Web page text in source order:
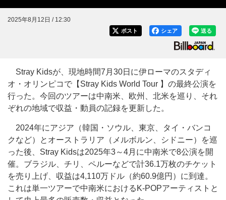
2025年8月12日 / 12:30
送る
シェア
ポスト
Stray Kidsが、現地時間7月30日に伊ローマのスタディ
オ・オリンピコで【Stray Kids World Tour 】の最終公演を
行った。今回のツアーは中南米、欧州、北米を巡り、それ
ぞれの地域で収益・動員の記録を更新した。
2024年にアジア（韓国・ソウル、東京、タイ・バンコ
クなど）とオーストラリア（メルボルン、シドニー）を巡
った後、Stray Kidsは2025年3～4月に中南米で8公演を開
催。ブラジル、チリ、ペルーなどで計36.1万枚のチケット
を売り上げ、収益は4,110万ドル（約60.9億円）に到達。
これは単一ツアーで中南米におけるK-POPアーティストと